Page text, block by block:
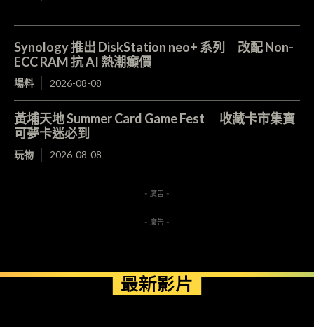
Synology 推出 DiskStation neo+ 系列 改配 Non-
ECC RAM 抗 AI 熱潮癲價
場料 2026-08-08
黃埔天地 Summer Card Game Fest 收藏卡市集寶
可夢卡迷必到
玩物 2026-08-08
- 廣告 -
- 廣告 -
最新影片